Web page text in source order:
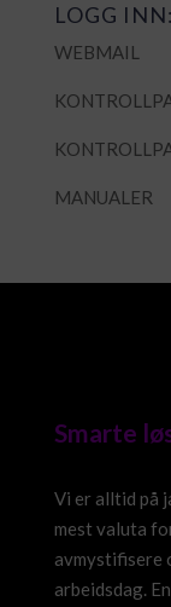
LOGG INN:
WEBMAIL
MANUALER
Smarte
Vi er alltid på
mest valuta
avmystifisere
arbeidsdag.